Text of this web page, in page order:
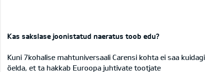
Kas sakslase joonistatud naeratus toob edu?
Kuni 7kohalise mahtuniversaali Carensi kohta ei saa kuidagi
öelda, et ta hakkab Euroopa juhtivate tootjate